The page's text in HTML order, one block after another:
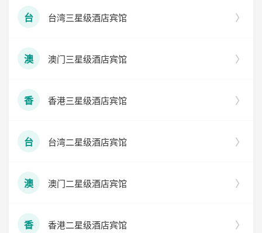
台 台湾三星级酒店宾馆
澳 澳门三星级酒店宾馆
香 香港三星级酒店宾馆
台 台湾二星级酒店宾馆
澳 澳门二星级酒店宾馆
香 香港二星级酒店宾馆